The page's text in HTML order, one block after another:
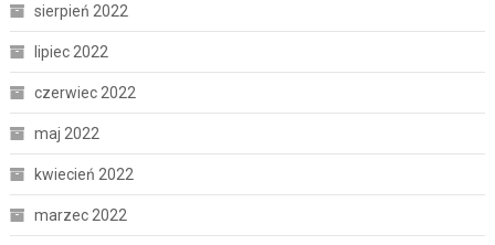
sierpień 2022
lipiec 2022
czerwiec 2022
maj 2022
kwiecień 2022
marzec 2022